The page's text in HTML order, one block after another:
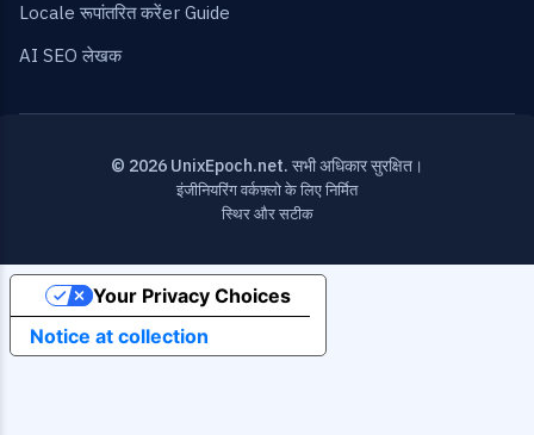
Locale रूपांतरित करेंer Guide
AI SEO लेखक
© 2026 UnixEpoch.net. सभी अधिकार सुरक्षित।
इंजीनियरिंग वर्कफ़्लो के लिए निर्मित
स्थिर और सटीक
Notice at collection
Your Privacy Choices